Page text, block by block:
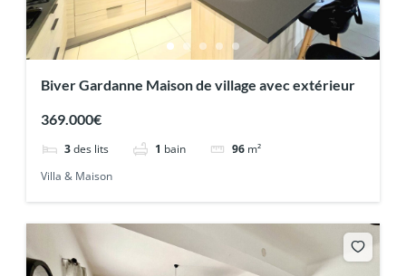
Biver Gardanne Maison de village avec extérieur
369.000€
3 des lits 1 bain 96 m²
Villa & Maison